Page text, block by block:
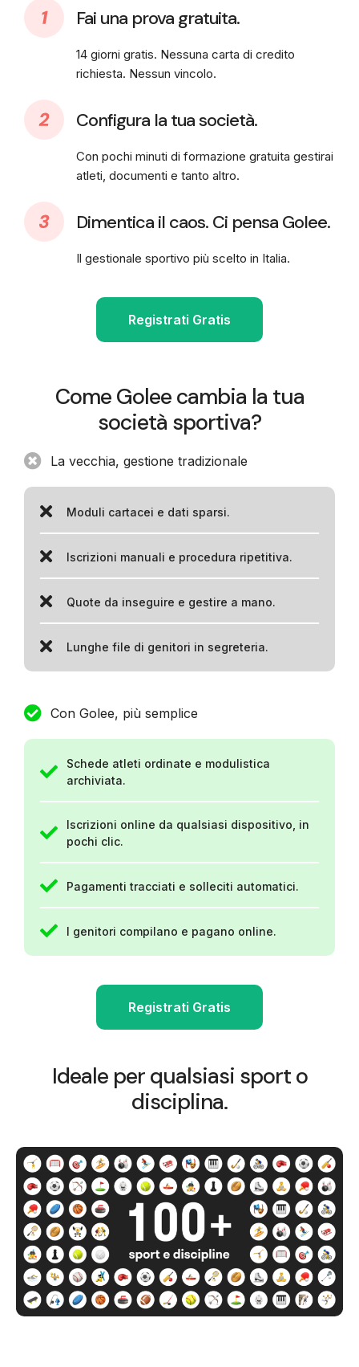
Fai una prova gratuita.
14 giorni gratis. Nessuna carta di credito
richiesta. Nessun vincolo.
Configura la tua società.
Con pochi minuti di formazione gratuita gestirai
atleti, documenti e tanto altro.
Dimentica il caos. Ci pensa Golee.
Il gestionale sportivo più scelto in Italia.
Registrati Gratis
Come Golee cambia la tua
società sportiva?
La vecchia, gestione tradizionale
Moduli cartacei e dati sparsi.
Iscrizioni manuali e procedura ripetitiva.
Quote da inseguire e gestire a mano.
Lunghe file di genitori in segreteria.
Con Golee, più semplice
Schede atleti ordinate e modulistica
archiviata.
Iscrizioni online da qualsiasi dispositivo, in
pochi clic.
Pagamenti tracciati e solleciti automatici.
I genitori compilano e pagano online.
Registrati Gratis
Ideale per qualsiasi sport o
disciplina.